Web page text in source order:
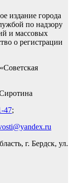
издание города
по надзору
и массовых
о регистрации
47;
г. Бердск, ул.